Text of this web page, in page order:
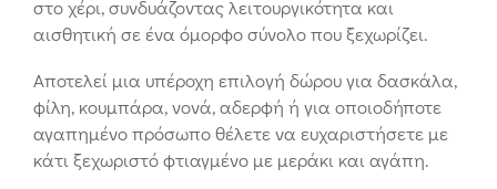
στο χέρι, συνδυάζοντας λειτουργικότητα και
αισθητική σε ένα όμορφο σύνολο που ξεχωρίζει.
Αποτελεί μια υπέροχη επιλογή δώρου για δασκάλα,
φίλη, κουμπάρα, νονά, αδερφή ή για οποιοδήποτε
αγαπημένο πρόσωπο θέλετε να ευχαριστήσετε με
κάτι ξεχωριστό φτιαγμένο με μεράκι και αγάπη.